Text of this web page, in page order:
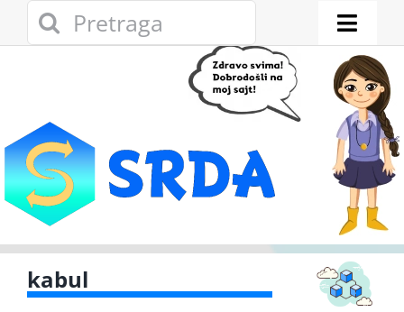
Search
for:
Toggle
Eko adresar
Eko pravo
Gde reciklirati
kabul